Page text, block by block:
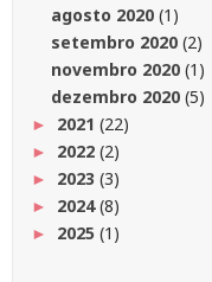
agosto 2020 (1)
setembro 2020 (2)
novembro 2020 (1)
dezembro 2020 (5)
► 2021 (22)
► 2022 (2)
► 2023 (3)
► 2024(8)
► 2025 (1)